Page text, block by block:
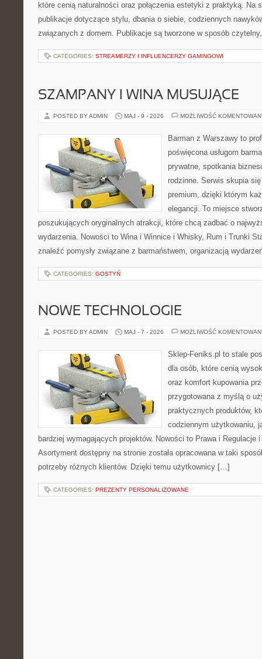
które cenią naturalności oraz połączenia estetyki z praktyką. Na
publikacje dotyczące stylu, dbania o siebie, codziennych
związanych z domem. Publikacje są tworzone w sposób
CATEGORIES: STREAMERZY I INFLUENCERZY GAMINGOWI
SZAMPANY I WINA MUSUJĄCE
POSTED BY ADMIN MAJ - 9 - 2026 MOŻLIWOŚĆ
Barman z Warszawy to
poświęcona usługom
prywatne, spotkania
rodzinne. Serwis skupia
premium, dzięki którym
elegancji. To miejsce
poszukujących oryginalnych atrakcji, które chcą zadbać o
wydarzenia. Nowości to Wina i Winnice i Whisky, Rum i Trunki
znaleźć pomysły związane z barmaństwem, organizacją
CATEGORIES: GOSTYŃ
NOWE TECHNOLOGIE
POSTED BY ADMIN MAJ - 7 - 2026 MOŻLIWOŚĆ
Sklep-Feniks.pl to stale
dla osób, które cenią
oraz komfort kupowania
przygotowana z myślą o
praktycznych produktów,
codziennym użytkowaniu,
bardziej wymagających projektów. Nowości to Prawa i Regulacje
Asortyment dostępny na stronie została opracowana w taki
potrzeby różnych klientów. Dzięki temu użytkownicy […]
CATEGORIES: PREZENTY PERSONALIZOWANE